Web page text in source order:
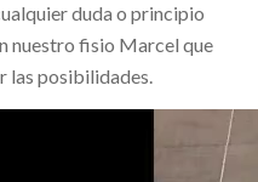
duda o principio
nuestro fisio Marcel que
las posibilidades.